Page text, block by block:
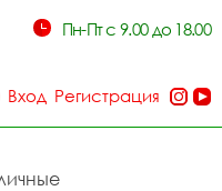
Пн-Пт с 9.00 до 18.00
Вход Регистрация